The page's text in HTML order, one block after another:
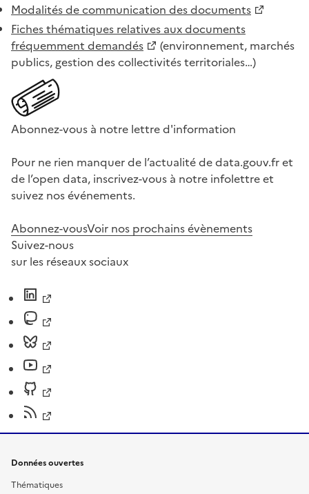
Modalités de communication des documents
Fiches thématiques relatives aux documents
fréquemment demandés
(environnement, marchés
publics, gestion des collectivités territoriales…)
Abonnez-vous à notre lettre d'information
Pour ne rien manquer de l’actualité de data.gouv.fr et
de l’open data, inscrivez-vous à notre infolettre et
suivez nos événements.
Abonnez-vousVoir nos prochains évènements
Suivez-nous
sur les réseaux sociaux
Données ouvertes
Thématiques